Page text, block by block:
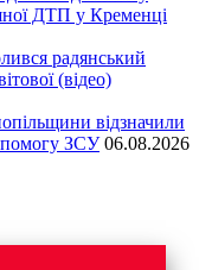
ДТП у Кременці
радянський
(відео)
відзначили
ЗСУ 06.08.2026